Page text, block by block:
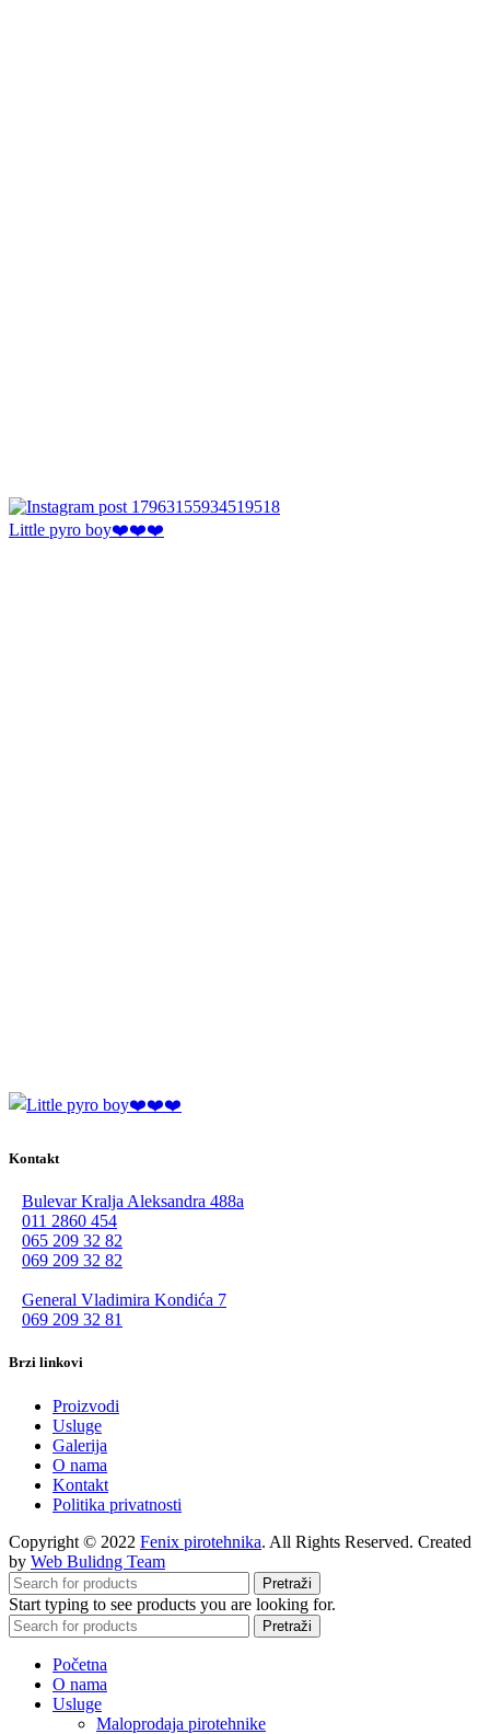
Little pyro boy❤️❤️❤️
Kontakt
Bulevar Kralja Aleksandra 488a
011 2860 454
065 209 32 82
069 209 32 82
General Vladimira Kondića 7
069 209 32 81
Brzi linkovi
Proizvodi
Usluge
Galerija
O nama
Kontakt
Politika privatnosti
Copyright © 2022 Fenix pirotehnika. All Rights Reserved. Created
by Web Bulidng Team
Pretraži
Start typing to see products you are looking for.
Pretraži
Početna
O nama
Usluge
Maloprodaja pirotehnike